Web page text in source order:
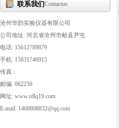
联系我们Contactus
沧州华韵实验仪器有限公司
公司地址: 河北省沧州市献县尹屯
电话: 15612789879
手机: 15831746915
传真：
邮编: 062250
网址: www.rdlq19.com
E-mail: 1468808832@qq.com